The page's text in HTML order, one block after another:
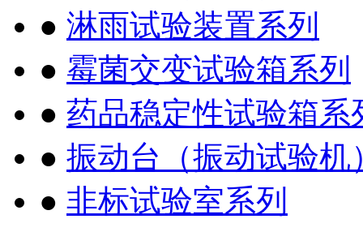
● 淋雨试验装置系列
● 霉菌交变试验箱系列
● 药品稳定性试验箱系
● 振动台（振动试验机
● 非标试验室系列